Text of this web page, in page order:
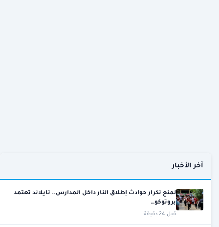
آخر الأخبار
لمنع تكرار حوادث إطلاق النار داخل المدارس.. تايلاند تعتمد
بروتوكو…
قبل 24 دقيقة